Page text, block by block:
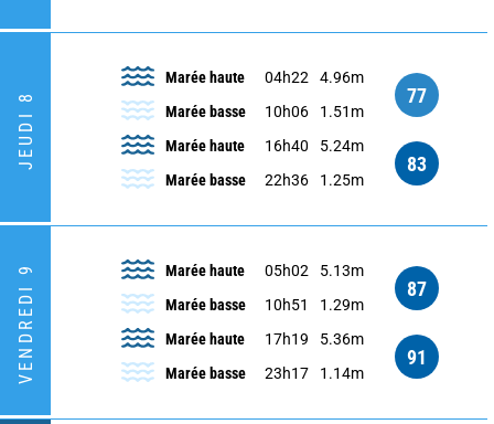
JEUDI 8
Marée haute 04h22
4.96m
Marée basse
10h06 1.51m
77
Marée haute 16h40
5.24m
Marée basse
22h36 1.25m
83
VENDREDI 9 Marée haute 05h02
5.13m
Marée basse
10h51 1.29m
87
Marée haute 17h19
5.36m
Marée basse
23h17 1.14m
91